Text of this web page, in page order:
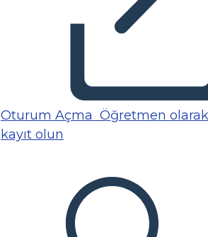
Oturum Açma Öğretmen olarak
kayıt olun